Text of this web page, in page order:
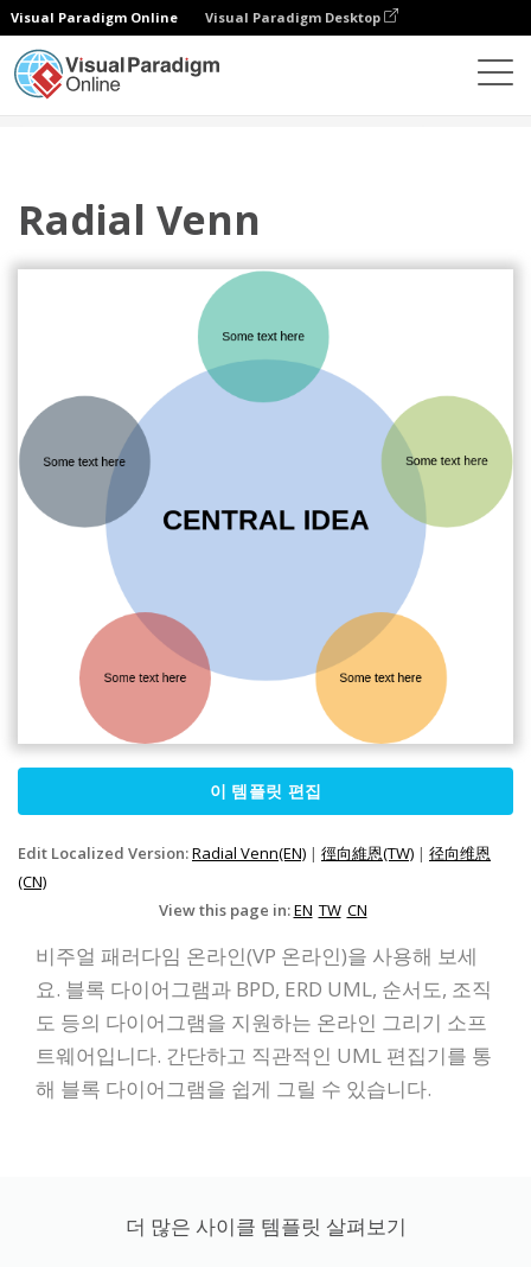
Visual Paradigm Online Visual Paradigm Desktop
Radial Venn
이 템플릿 편집
Edit Localized Version:Radial Venn(EN) | 徑向維恩(TW) | 径向维恩
(CN)
View this page in:EN TW CN
비주얼 패러다임 온라인(VP 온라인)을 사용해 보세
요. 블록 다이어그램과 BPD, ERD UML, 순서도, 조직
도 등의 다이어그램을 지원하는 온라인 그리기 소프
트웨어입니다. 간단하고 직관적인 UML 편집기를 통
해 블록 다이어그램을 쉽게 그릴 수 있습니다.
더 많은 사이클 템플릿 살펴보기